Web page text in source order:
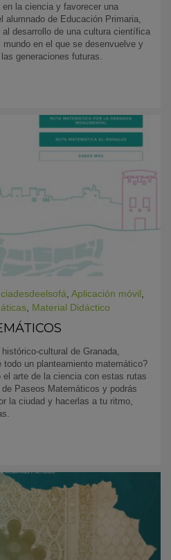
la ciencia y favorecer una
de Educación Primaria,
desarrollo de una cultura científica
en el que se desenvuelve y
generaciones futuras.
Aplicación móvil
Material Didáctico
cultural de Granada,
un planteamiento matemático?
arte de la ciencia con estas rutas
Paseos Matemáticos y podrás
la ciudad y hacerlas a tu ritmo,